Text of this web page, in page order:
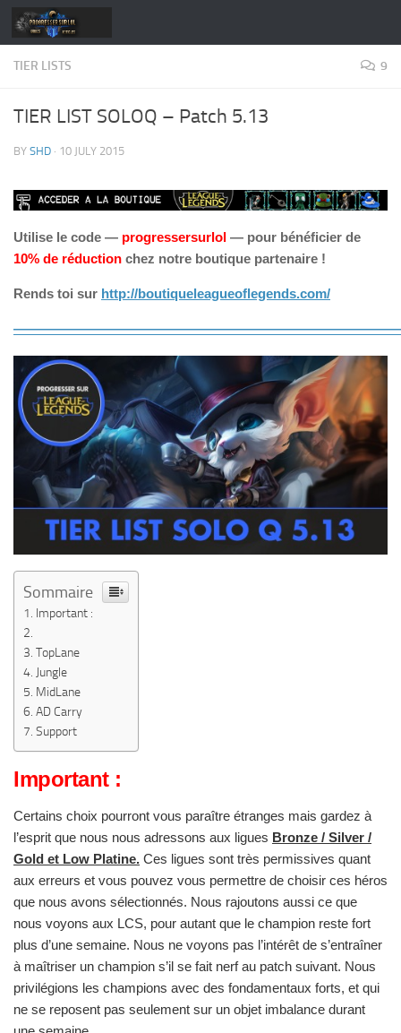
Skip to content
TIER LISTS 9
TIER LIST SOLOQ – Patch 5.13
BY SHD · 10 JULY 2015
Utilise le code — progressersurlol — pour bénéficier de
10% de réduction chez notre boutique partenaire !
Rends toi sur http://boutiqueleagueoflegends.com/
Sommaire
Important :
TopLane
Jungle
MidLane
AD Carry
Support
Important :
Certains choix pourront vous paraître étranges mais gardez à
l’esprit que nous nous adressons aux ligues Bronze / Silver /
Gold et Low Platine. Ces ligues sont très permissives quant
aux erreurs et vous pouvez vous permettre de choisir ces héros
que nous avons sélectionnés. Nous rajoutons aussi ce que
nous voyons aux LCS, pour autant que le champion reste fort
plus d’une semaine. Nous ne voyons pas l’intérêt de s’entraîner
à maîtriser un champion s’il se fait nerf au patch suivant. Nous
privilégions les champions avec des fondamentaux forts, et qui
ne se reposent pas seulement sur un objet imbalance durant